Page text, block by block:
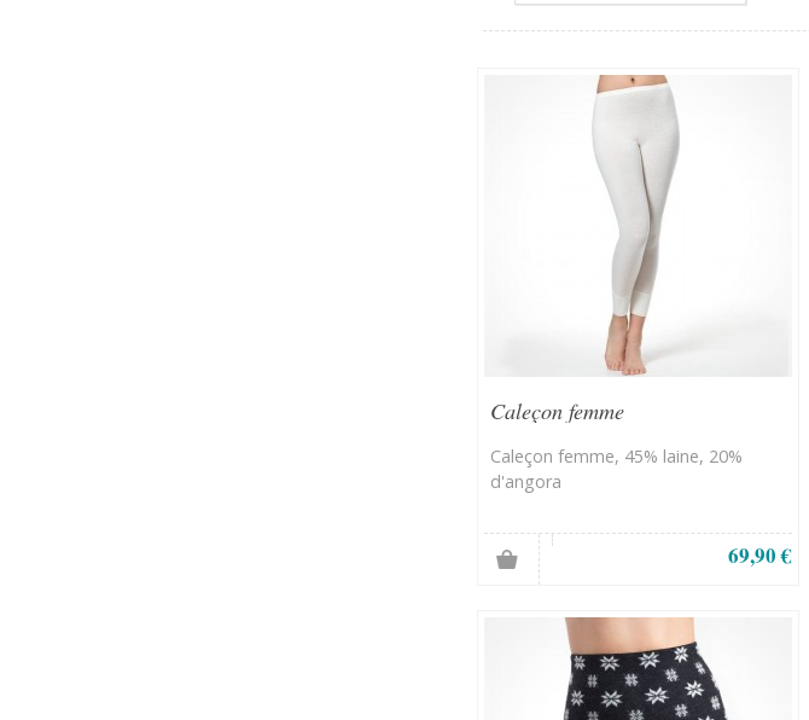
Caleçon femme
Caleçon femme, 45% laine, 20%
d'angora
69,90 €